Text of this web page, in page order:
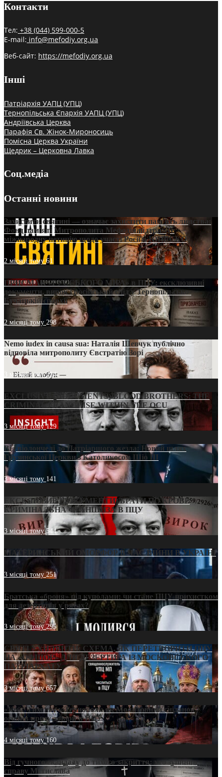
Контакти
Тел: +38 (044) 599-000-5
E-mail: info@mefodiy.org.ua
Веб-сайт: https://mefodiy.org.ua
Інші
Патріархія УАПЦ (УПЦ)
Тернопільська Єпархія УАПЦ (УПЦ)
Андріївська Церква
Парафія Св. Жінок-Мироносиць
Помісна Церква України
Щедрик – Церковна Лавка
Соц.медіа
Останні новини
Захистити святині — означає захистити пам’ять людства:
Фонд пам’яті Митрополита Мефодія підтримує
міжнародну петицію щодо участі Росії в ЮНЕСКО
2 місяці тому61
ПРИСМАК «РУССЬКОГО МІРА» в ПЦУ: ексклюзивні
документи, вирок і російський слід у Тернопільсько-
Бучацькій єпархії
2 місяці тому 298
Nemo iudex in causa sua: Наталія Шевчук публічно
відповіла митрополиту Євстратію Зорі
3 місяці тому214
EXCLUSIVE (DOCUMENTS)/BLOOD BROTHERS: THE
CRIMINAL FRANCHISE WITHIN THE OCU
3 місяці тому129
Від віолончелі до Патріаршого жезла: Новий шлях
Грузинської Церкви з Католикосом Шіо III
3 місяці тому 141
ЕКСКЛЮЗИВ (ДОКУМЕНТИ)/БРАТИ ПО КРОВІ:
КРИМІНАЛЬНА ФРАНШИЗА В ПЦУ
3 місяці тому544
МАТЕРИНСЬКИЙ ОМОРФОР В ЧАС ВІЙНИ В УКРАЇНІ
3 місяці тому251
Братська «броня» під куполами: чи стане ПЦУ прихистком
для дезертирів у рясах?
3 місяці тому295
СВЯТІ УХИЛЯНТИ: СХЕМА, ЯК ПЕРЕТВОРИТИ ПЦУ
НА «ОФШОР» ДЛЯ ДЕЗЕРТИРА ІЗ МОСКОВСЬКОГО
ПАТРІАРХАТУ
3 місяці тому657
«Кейс Тихона» у Тернополі: як Молитовний сніданок
оголив кризу довіри в ПЦУ
4 місяці тому160
Від гучного скандалу до тихого закриття: хто зупинив
справу Мстислава